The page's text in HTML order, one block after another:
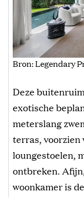
Bron: Legendary
Deze
exotische
meterslang
terras, voorzien
loungestoelen,
ontbreken.
woonkamer is